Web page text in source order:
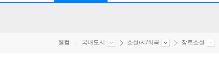
웰컴 국내도서 소설/시/희곡 장르소설